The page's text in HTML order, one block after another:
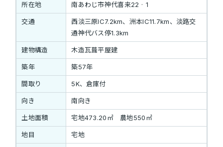
所在地 南あわじ市神代喜来22‐1
交通
西淡三原IC7.2km、洲本IC11.7km、淡路交
通神代バス停1.3km
建物構造 木造瓦葺平屋建
築年 築57年
間取り 5K、倉庫付
向き 南向き
土地面積 宅地473.20㎡ 農地550㎡
地目 宅地